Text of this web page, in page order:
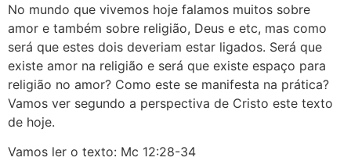
No mundo que vivemos hoje falamos muitos sobre
amor e também sobre religião, Deus e etc, mas como
será que estes dois deveriam estar ligados. Será que
existe amor na religião e será que existe espaço para
religião no amor? Como este se manifesta na prática?
Vamos ver segundo a perspectiva de Cristo este texto
de hoje.
Vamos ler o texto: Mc 12:28-34